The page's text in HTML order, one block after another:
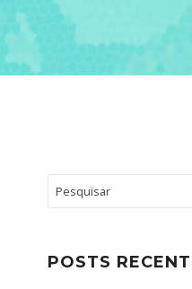
POSTS